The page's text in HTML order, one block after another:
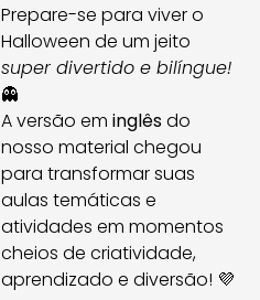
Prepare-se para viver o
Halloween de um jeito
super divertido e bilíngue!
👻
A versão em inglêsdo
nosso material chegou
para transformar suas
aulas temáticas e
atividades em momentos
cheios de criatividade,
aprendizado e diversão! 💜